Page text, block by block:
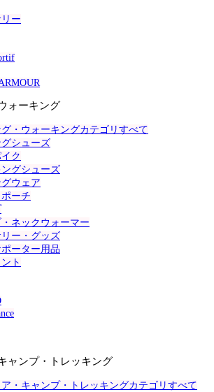
ー
ォーキング
・ウォーキングカテゴリすべて
シューズ
ク
グシューズ
ウェア
ーチ
ネックウォーマー
ー・グッズ
ーター用品
ト
ャンプ・トレッキング
・キャンプ・トレッキングカテゴリすべて